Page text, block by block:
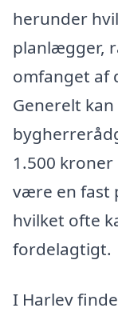
herunder
planlægger,
omfanget af
Generelt
1.500
være en fast
hvilket ofte
fordelagtigt.
I Harlev